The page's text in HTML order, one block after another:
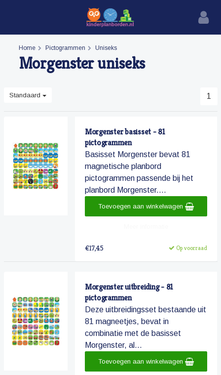
Home Pictogrammen Uniseks
Morgenster uniseks
Standaard 1
Morgenster basisset - 81
pictogrammen
Basisset Morgenster bevat 81
magnetische planbord
pictogrammen passende bij het
planbord Morgenster....
€17,45 Op voorraad
Toevoegen aan winkelwagen
Morgenster uitbreiding - 81
pictogrammen
Deze uitbreidingsset bestaande uit
81 magneetjes, bevat in
combinatie met de basisset
Morgenster, al...
Toevoegen aan winkelwagen